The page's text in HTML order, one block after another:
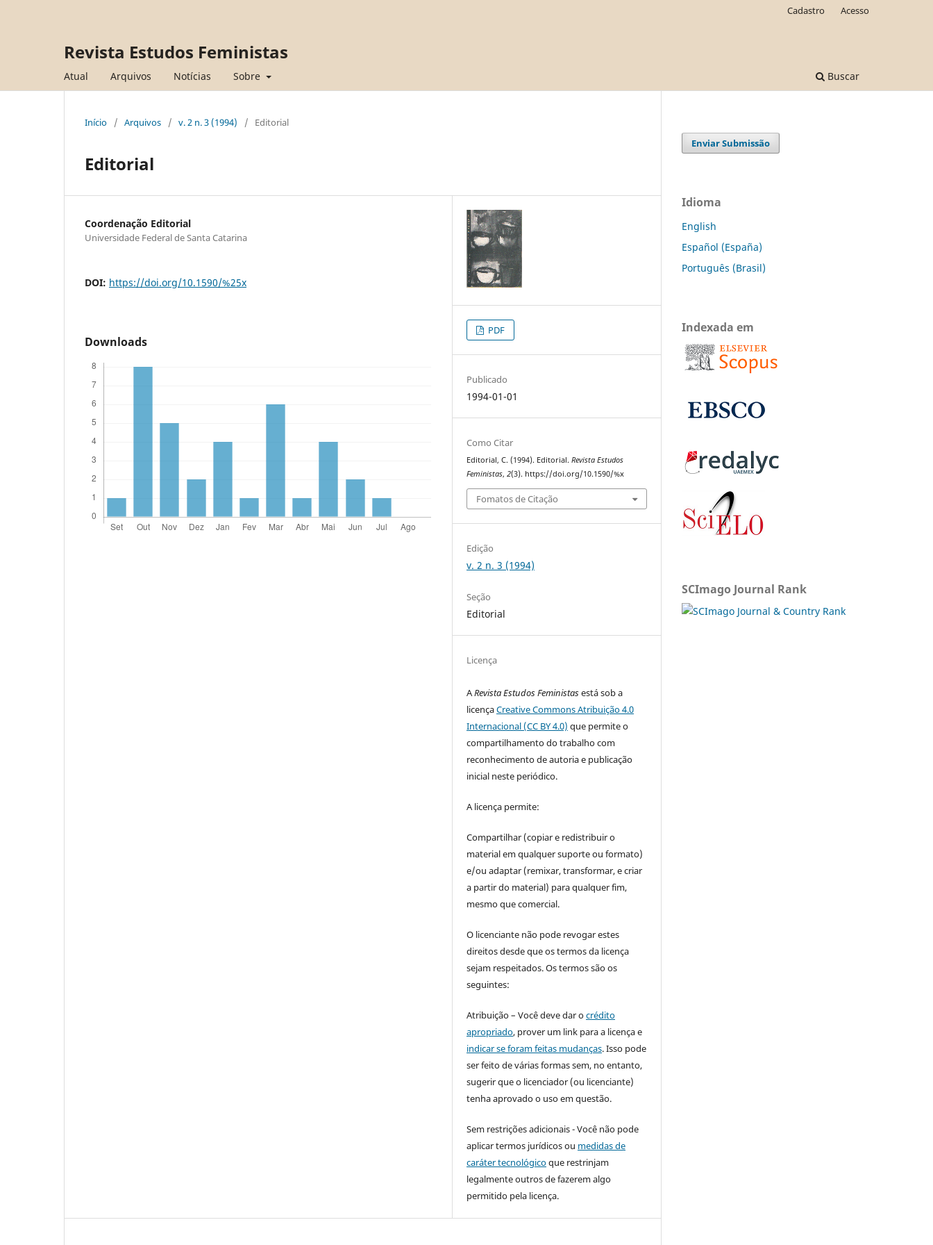
Revista Estudos Feministas
Atual Arquivos Notícias Sobre Buscar
Cadastro Acesso
Início / Arquivos / v. 2 n. 3 (1994) / Editorial
Editorial
Coordenação Editorial
Universidade Federal de Santa Catarina
DOI: https://doi.org/10.1590/%25x
Downloads
PDF
Publicado
1994-01-01
Como Citar
Editorial, C. (1994). Editorial.Revista Estudos
Feministas,2(3). https://doi.org/10.1590/%x
Fomatos de Citação
Edição
v. 2 n. 3 (1994)
Seção
Editorial
Licença
ARevista Estudos Feministasestá sob a
licençaCreative Commons Atribuição 4.0
Internacional (CC BY 4.0) que permite o
compartilhamento do trabalho com
reconhecimento de autoria e publicação
inicial neste periódico.
A licença permite:
Compartilhar (copiar e redistribuir o
material em qualquer suporte ou formato)
e/ou adaptar (remixar, transformar, e criar
a partir do material) para qualquer fim,
mesmo que comercial.
O licenciante não pode revogar estes
direitos desde que os termos da licença
sejam respeitados. Os termos são os
seguintes:
Atribuição – Você deve dar ocrédito
apropriado, prover um link para a licença e
indicar se foram feitas mudanças. Isso pode
ser feito de várias formas sem, no entanto,
sugerir que o licenciador (ou licenciante)
tenha aprovado o uso em questão.
Sem restrições adicionais - Você não pode
aplicar termos jurídicos ou medidas de
caráter tecnológicoque restrinjam
legalmente outros de fazerem algo
permitido pela licença.
Enviar Submissão
Idioma
English
Español (España)
Português (Brasil)
Indexada em
SCImago Journal Rank